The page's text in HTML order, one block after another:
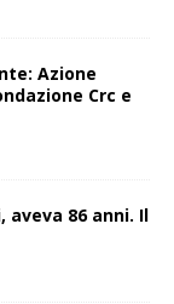
Azione
Crc e
aveva 86 anni. Il